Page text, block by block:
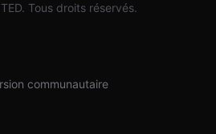
Tous droits réservés.
communautaire